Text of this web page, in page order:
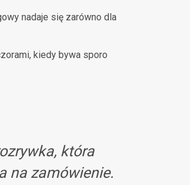
nadaje się zarówno dla
kiedy bywa sporo
która
na zamówienie.